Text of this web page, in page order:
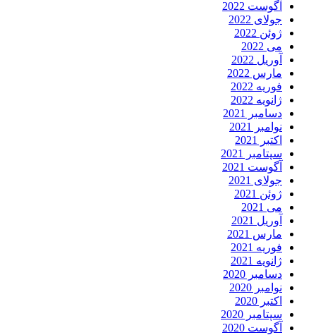
آگوست 2022
جولای 2022
ژوئن 2022
می 2022
آوریل 2022
مارس 2022
فوریه 2022
ژانویه 2022
دسامبر 2021
نوامبر 2021
اکتبر 2021
سپتامبر 2021
آگوست 2021
جولای 2021
ژوئن 2021
می 2021
آوریل 2021
مارس 2021
فوریه 2021
ژانویه 2021
دسامبر 2020
نوامبر 2020
اکتبر 2020
سپتامبر 2020
آگوست 2020